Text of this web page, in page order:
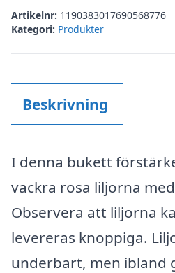
Artikelnr: 1190383017690568776
Kategori: Produkter
Beskrivning
I denna bukett
vackra rosa liljorna
Observera att liljorna
levereras knoppiga.
underbart, men ibland